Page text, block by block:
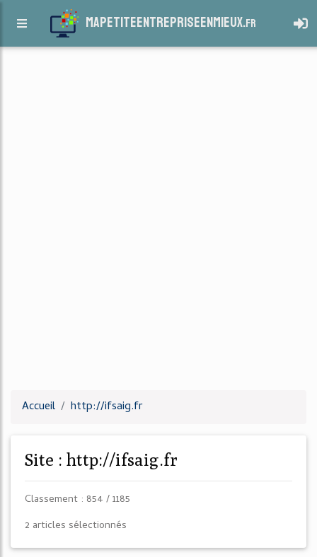
mapetiteentrepriseenmieux.fr
Accueil http://ifsaig.fr
Site : http://ifsaig.fr
Classement : 854 / 1185
2 articles sélectionnés